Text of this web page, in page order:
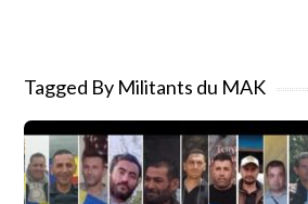
Tagged By Militants du MAK